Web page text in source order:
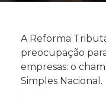
A Reforma
preocupação
empresas: o
Simples Nacional.